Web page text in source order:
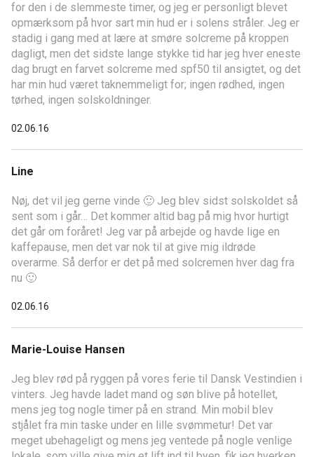
for den i de slemmeste timer, og jeg er personligt blevet
opmærksom på hvor sart min hud er i solens stråler. Jeg er
stadig i gang med at lære at smøre solcreme på kroppen
dagligt, men det sidste lange stykke tid har jeg hver eneste
dag brugt en farvet solcreme med spf50 til ansigtet, og det
har min hud været taknemmeligt for; ingen rødhed, ingen
tørhed, ingen solskoldninger.
02.06.16
Line
Nøj, det vil jeg gerne vinde 🙂 Jeg blev sidst solskoldet så
sent som i går… Det kommer altid bag på mig hvor hurtigt
det går om foråret! Jeg var på arbejde og havde lige en
kaffepause, men det var nok til at give mig ildrøde
overarme. Så derfor er det på med solcremen hver dag fra
nu 🙂
02.06.16
Marie-Louise Hansen
Jeg blev rød på ryggen på vores ferie til Dansk Vestindien i
vinters. Jeg havde ladet mand og søn blive på hotellet,
mens jeg tog nogle timer på en strand. Min mobil blev
stjålet fra min taske under en lille svømmetur! Det var
meget ubehageligt og mens jeg ventede på nogle venlige